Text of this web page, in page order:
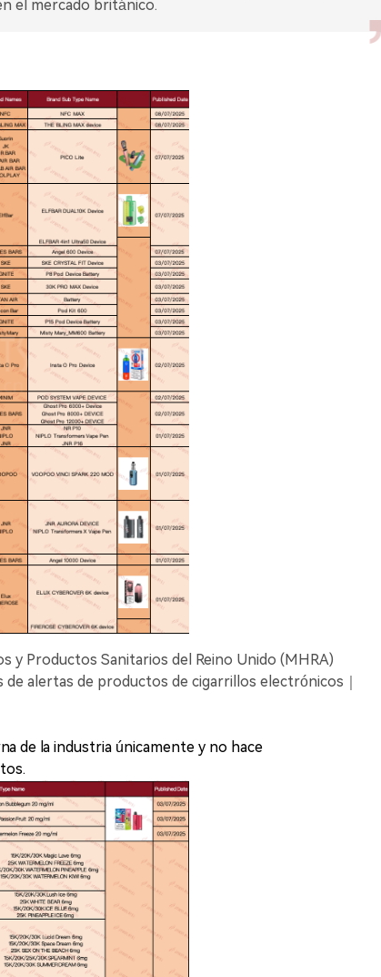
el mercado británico.
y Productos Sanitarios del Reino Unido (MHRA)
alertas de productos de cigarrillos electrónicos｜
de la industria únicamente y no hace